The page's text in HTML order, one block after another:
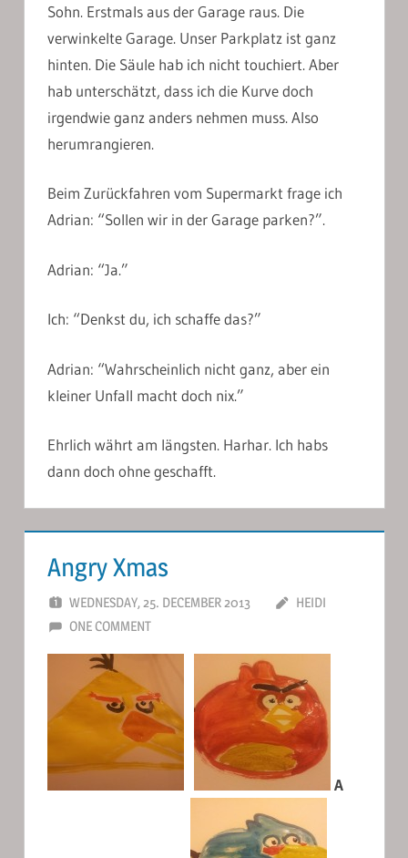
Sohn. Erstmals aus der Garage raus. Die
verwinkelte Garage. Unser Parkplatz ist ganz
hinten. Die Säule hab ich nicht touchiert. Aber
hab unterschätzt, dass ich die Kurve doch
irgendwie ganz anders nehmen muss. Also
herumrangieren.
Beim Zurückfahren vom Supermarkt frage ich
Adrian: “Sollen wir in der Garage parken?”.
Adrian: “Ja.”
Ich: “Denkst du, ich schaffe das?”
Adrian: “Wahrscheinlich nicht ganz, aber ein
kleiner Unfall macht doch nix.”
Ehrlich währt am längsten. Harhar. Ich habs
dann doch ohne geschafft.
Angry Xmas
WEDNESDAY, 25. DECEMBER 2013
HEIDI
ONE COMMENT
A